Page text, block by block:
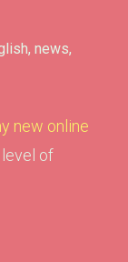
, news,
new online
level of